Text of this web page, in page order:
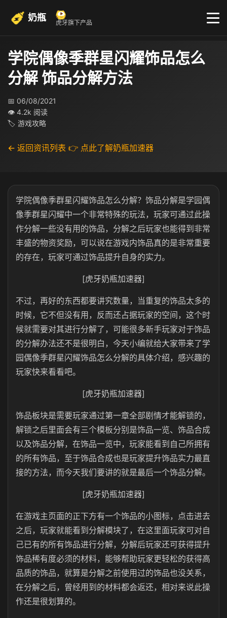
奶瓶 虎牙旗下产品
学院偶像季群星闪耀饰品怎么
分解 饰品分解方法
📅 06/08/2021
👁 4.2k 阅读
🏷 游戏攻略
← 返回资讯列表 👉 点此了解奶瓶加速器
学院偶像季群星闪耀饰品怎么分解？饰品分解是学园偶
像季群星闪耀中一个非常特殊的玩法，玩家可通过此操
作分解一些没有用的饰品，分解之后玩家也能得到非常
丰盛的物资奖励，可以说在游戏内饰品真的是非常重要
的存在，玩家可通过饰品提升自身的实力。
[虎牙奶瓶加速器]
不过，再好的东西都要讲究数量，当重复的饰品太多的
时候，它不但没有用，反而还占据玩家的空间，这个时
候就需要对其进行分解了，可能很多新手玩家对于饰品
的分解办法还不是很明白，今天小编就给大家带来了学
园偶像季群星闪耀饰品怎么分解的具体介绍，感兴趣的
玩家快来看看吧。
[虎牙奶瓶加速器]
饰品板块是需要玩家通过第一章全部剧情才能解锁的，
解锁之后里面会有三个模板分别是饰品一览、饰品合成
以及饰品分解，在饰品一览中，玩家能看到自己所拥有
的所有饰品，至于饰品合成也是玩家提升饰品实力最直
接的方法，而今天我们要讲的就是最后一个饰品分解。
[虎牙奶瓶加速器]
在游戏主页面的正下方有一个饰品的小图标，点击进去
之后，玩家就能看到分解模块了，在这里面玩家可对自
己已有的所有饰品进行分解，分解后玩家还可获得提升
饰品稀有度必须的材料，能够帮助玩家更轻松的获得高
品质的饰品，就算是分解之前使用过的饰品也没关系，
在分解之后，曾经用到的材料都会返还，相对来说此操
作还是很划算的。